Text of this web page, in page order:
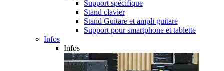
Support spécifique
Stand clavier
Stand Guitare et ampli guitare
Support pour smartphone et tablette
Infos
Infos